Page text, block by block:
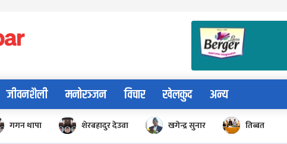
जीवनशैली मनोरञ्जन विचार खेलकुद अन्य
गगन थापा शेरबहादुर देउवा खगेन्द्र सुनार तिब्बत